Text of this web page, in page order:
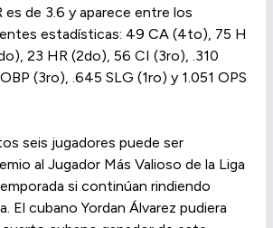
es de 3.6 y aparece entre los
estadísticas: 49 CA (4to), 75 H
23 HR (2do), 56 CI (3ro), .310
(3ro), .645 SLG (1ro) y 1.051 OPS
seis jugadores puede ser
al Jugador Más Valioso de la Liga
si continúan rindiendo
El cubano Yordan Álvarez pudiera